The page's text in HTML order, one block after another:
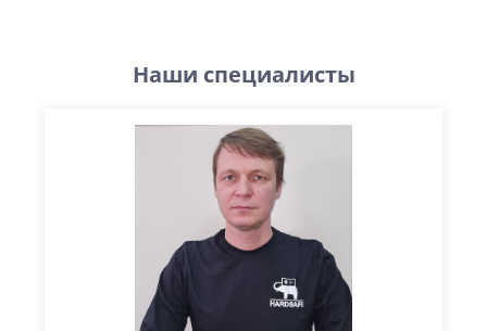
Наши специалисты